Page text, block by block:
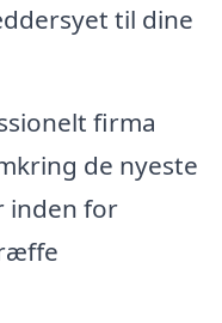
til dine
firma
de nyeste
inden for